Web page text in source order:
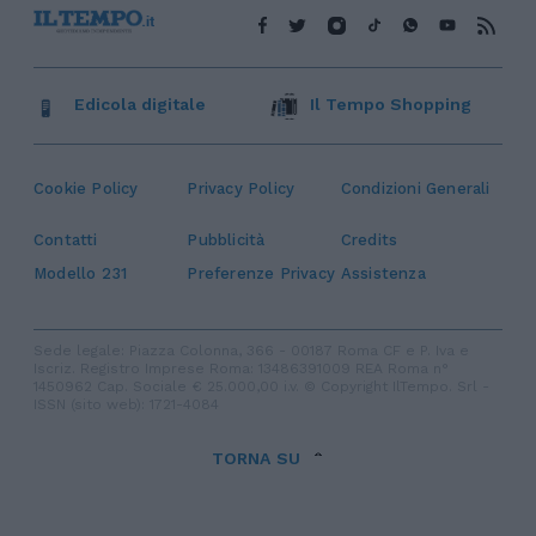
Cookie Policy Privacy Policy Condizioni Generali
Contatti Pubblicità
Credits
Modello 231
Preferenze Privacy Assistenza
Edicola digitale Il Tempo Shopping
TORNA SU